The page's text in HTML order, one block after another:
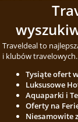
Traveldeal to
i klubów
Tysiąte ofert
Luksusowe
Aquaparki i
Oferty na
Niesamowite